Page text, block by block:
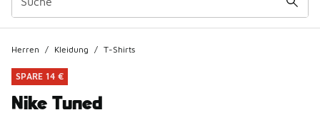
Herren / Kleidung / T-Shirts
SPARE 14 €
Nike Tuned